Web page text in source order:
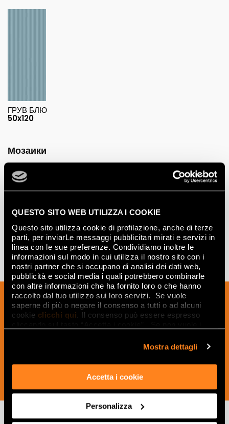
QUESTO SITO WEB UTILIZZA I COOKIE
Questo sito utilizza cookie di profilazione, anche di terze
parti, per inviarLe messaggi pubblicitari mirati e servizi in
linea con le sue preferenze. Condividiamo inoltre le
informazioni sul modo in cui utilizza il nostro sito con i
nostri partner che si occupano di analisi dei dati web,
pubblicità e social media i quali potrebbero combinarle
con altre informazioni che ha fornito loro o che hanno
raccolto dal tuo utilizzo sui loro servizi. Se vuole
saperne di più o negare il consenso a tutti o ad alcuni
cookie clicchi qui. Il consenso può essere espresso
Mostra dettagli
Accetta i cookie
Personalizza
ГРУВ БЛЮ
50x120
Мозаики
Подпишитесь на нашу рассылку, чтобы
получать новости, обновления и